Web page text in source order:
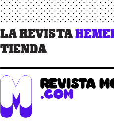
LA REVISTA
TIENDA